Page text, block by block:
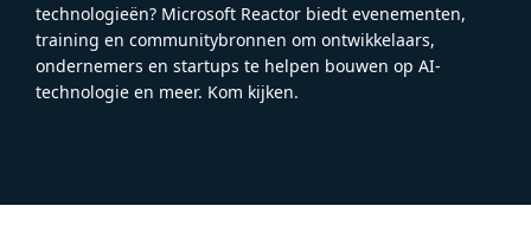
technologieën? Microsoft Reactor biedt evenementen,
training en communitybronnen om ontwikkelaars,
ondernemers en startups te helpen bouwen op AI-
technologie en meer. Kom kijken.